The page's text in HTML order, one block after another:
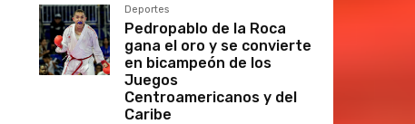
Deportes
Pedropablo de la Roca
gana el oro y se convierte
en bicampeón de los
Juegos
Centroamericanos y del
Caribe